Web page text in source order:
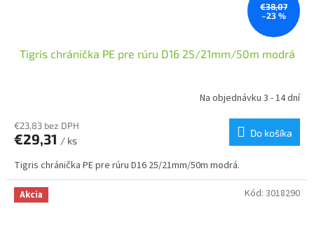
€38,07
–23 %
Tigris chránička PE pre rúru D16 25/21mm/50m modrá
Na objednávku 3 - 14 dní
€23,83 bez DPH
€29,31 / ks
Do košíka
Tigris chránička PE pre rúru D16 25/21mm/50m modrá.
Akcia Kód: 3018290